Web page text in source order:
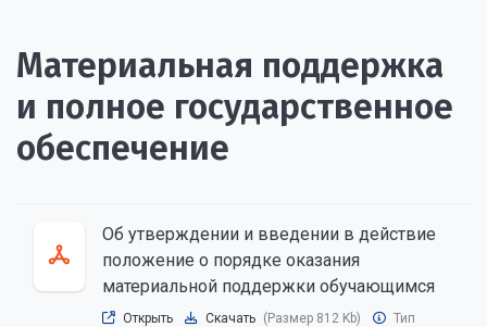
Материальная поддержка
и полное государственное
обеспечение
Об утверждении и введении в действие
положение о порядке оказания
материальной поддержки обучающимся
Открыть Скачать (Размер 812 Kb)
Тип